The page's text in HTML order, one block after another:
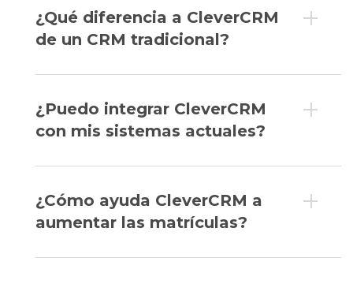
¿Qué diferencia a CleverCRM
de un CRM tradicional?
¿Puedo integrar CleverCRM
con mis sistemas actuales?
¿Cómo ayuda CleverCRM a
aumentar las matrículas?